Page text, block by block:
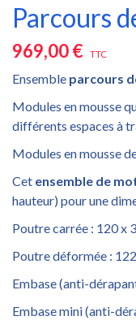
Parcours
969,00 € TTC
Ensemble parcours
Modules en mousse
différents espaces à
Modules en mousse
Cet ensemble de
hauteur) pour une
Poutre carrée : 120 x
Poutre déformée :
Embase (anti-
Embase mini (anti-